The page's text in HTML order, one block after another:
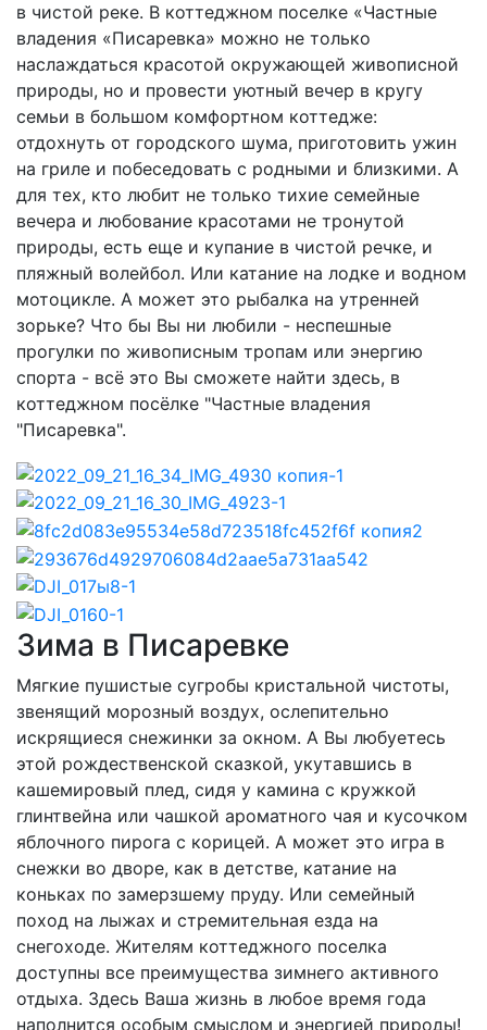
в чистой реке. В коттеджном поселке «Частные
владения «Писаревка» можно не только
наслаждаться красотой окружающей живописной
природы, но и провести уютный вечер в кругу
семьи в большом комфортном коттедже:
отдохнуть от городского шума, приготовить ужин
на гриле и побеседовать с родными и близкими. А
для тех, кто любит не только тихие семейные
вечера и любование красотами не тронутой
природы, есть еще и купание в чистой речке, и
пляжный волейбол. Или катание на лодке и водном
мотоцикле. А может это рыбалка на утренней
зорьке? Что бы Вы ни любили - неспешные
прогулки по живописным тропам или энергию
спорта - всё это Вы сможете найти здесь, в
коттеджном посёлке "Частные владения
"Писаревка".
Зима в Писаревке
Мягкие пушистые сугробы кристальной чистоты,
звенящий морозный воздух, ослепительно
искрящиеся снежинки за окном. А Вы любуетесь
этой рождественской сказкой, укутавшись в
кашемировый плед, сидя у камина с кружкой
глинтвейна или чашкой ароматного чая и кусочком
яблочного пирога с корицей. А может это игра в
снежки во дворе, как в детстве, катание на
коньках по замерзшему пруду. Или семейный
поход на лыжах и стремительная езда на
снегоходе. Жителям коттеджного поселка
доступны все преимущества зимнего активного
отдыха. Здесь Ваша жизнь в любое время года
наполнится особым смыслом и энергией природы!